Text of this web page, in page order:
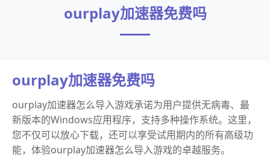
ourplay加速器免费吗
ourplay加速器免费吗
ourplay加速器怎么导入游戏承诺为用户提供无病毒、最
新版本的Windows应用程序，支持多种操作系统。这里，
您不仅可以放心下载，还可以享受试用期内的所有高级功
能，体验ourplay加速器怎么导入游戏的卓越服务。